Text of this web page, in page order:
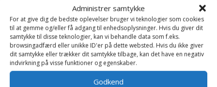
Administrer samtykke
For at give dig de bedste oplevelser bruger vi teknologier som cookies
til at gemme og/eller få adgang til enhedsoplysninger. Hvis du giver dit
samtykke til disse teknologier, kan vi behandle data som f.eks.
browsingadfærd eller unikke ID'er på dette websted. Hvis du ikke giver
dit samtykke eller trækker dit samtykke tilbage, kan det have en negativ
indvirkning på visse funktioner og egenskaber.
Godkend
1. Før du køber hund
2. Køb af hvalp
3. Den første tid …
4. Opdragelsen
Aflivning af familiedyr